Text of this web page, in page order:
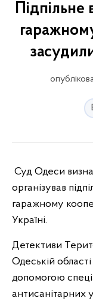
Підпільне
Суд Одеси
організував
гаражному
Україні.
Детективи
Одеській
допомогою
антисанітарних